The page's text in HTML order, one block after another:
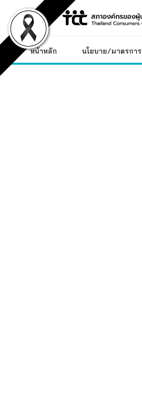
content
หน้าหลัก นโยบาย/มาตรการ